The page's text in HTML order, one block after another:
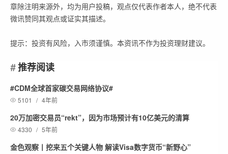
章除注明来源外，均为用户投稿，观点仅代表作者本人，绝不代表
微讯赞同其观点或证实其描述。
提示：投资有风险，入市须谨慎。本资讯不作为投资理财建议。
推荐阅读
#CDM全球首家碳交易网络协议#
5101 / 4年前
20万加密交易员“rekt”，因为市场预计有10亿美元的清算
4330 / 5年前
金色观察丨挖来五个关键人物 解读Visa数字货币“新野心”